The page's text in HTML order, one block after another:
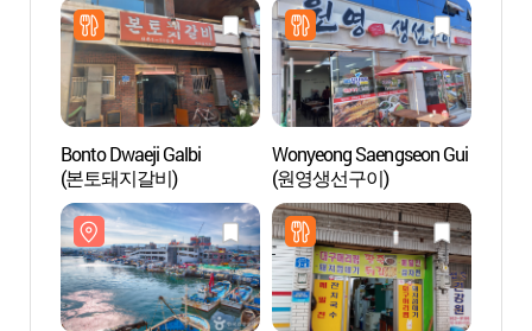
Bonto Dwaeji Galbi
(본토돼지갈비)
Wonyeong Saengseon Gui
(원영생선구이)